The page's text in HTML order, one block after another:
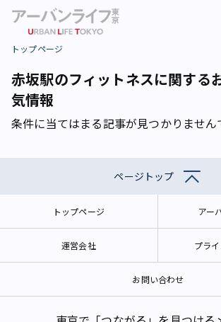
トップページ
赤坂駅のフィットネスに関する
気情報
条件に当てはまる記事が見つかりません
ページトップ
トップページ アー
運営会社 プラ
お問い合わせ